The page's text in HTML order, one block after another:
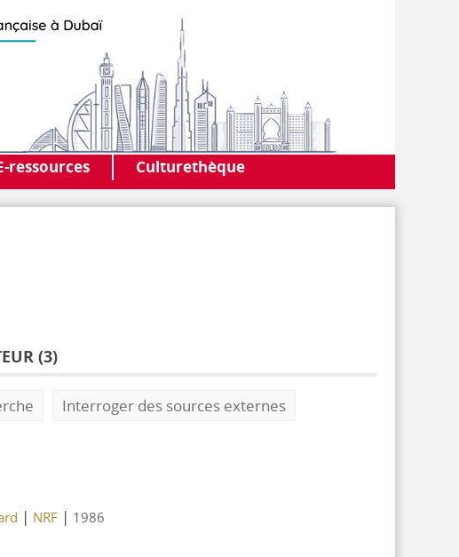
AF DUBAI
MEDIATHÈQUE
ressources Culturethèque
(3)
Interroger des sources externes
| NRF| 1986